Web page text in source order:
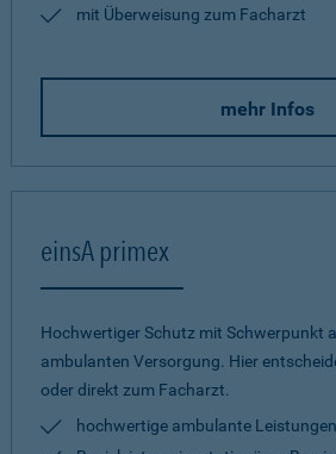
mit Überweisung zum Facharzt
mehr Infos
einsA primex
Hochwertiger Schutz mit Schwerpunkt
ambulanten Versorgung. Hier
oder direkt zum Facharzt.
hochwertige ambulante Leistungen